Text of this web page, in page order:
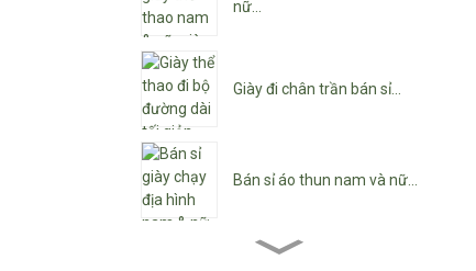
nữ...
Giày đi chân trần bán sỉ...
Bán sỉ áo thun nam và nữ...